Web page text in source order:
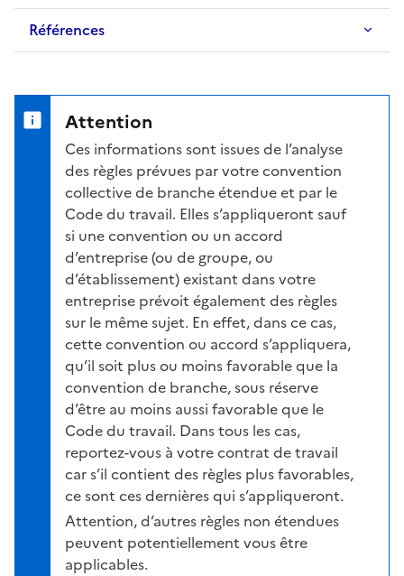
Références
Attention
Ces informations sont issues de l’analyse
des règles prévues par votre convention
collective de branche étendue et par le
Code du travail. Elles s’appliqueront sauf
si une convention ou un accord
d’entreprise (ou de groupe, ou
d’établissement) existant dans votre
entreprise prévoit également des règles
sur le même sujet. En effet, dans ce cas,
cette convention ou accord s’appliquera,
qu’il soit plus ou moins favorable que la
convention de branche, sous réserve
d’être au moins aussi favorable que le
Code du travail. Dans tous les cas,
reportez-vous à votre contrat de travail
car s’il contient des règles plus favorables,
ce sont ces dernières qui s’appliqueront.
Attention, d’autres règles non étendues
peuvent potentiellement vous être
applicables.